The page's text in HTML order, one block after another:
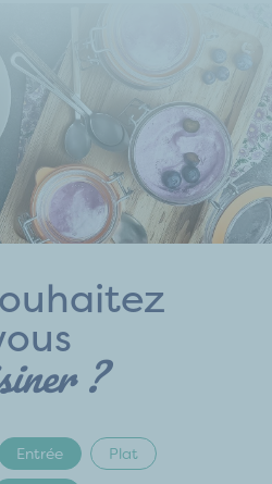
?
Entrée Plat